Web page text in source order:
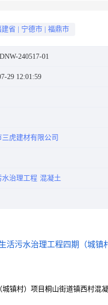
建省 宁德市 福鼎市
240517-01
29 12:01:59
虎建材有限公司
水治理工程 混凝土
活污水治理工程四期（城
镇村）项目桐山街道镇西村混